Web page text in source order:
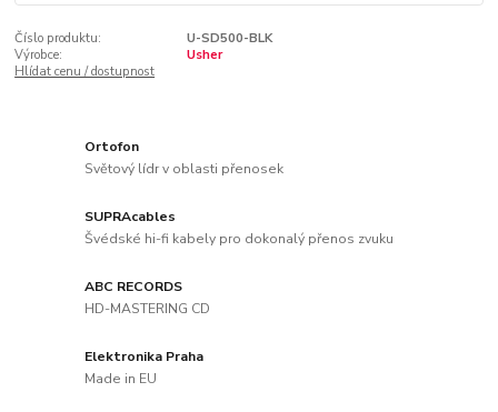
Číslo produktu:
U-SD500-BLK
Výrobce:
Usher
Hlídat cenu / dostupnost
Ortofon
Světový lídr v oblasti přenosek
SUPRAcables
Švédské hi-fi kabely pro dokonalý přenos zvuku
ABC RECORDS
HD-MASTERING CD
Elektronika Praha
Made in EU